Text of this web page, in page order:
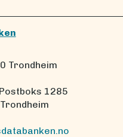
Trondheim
1285